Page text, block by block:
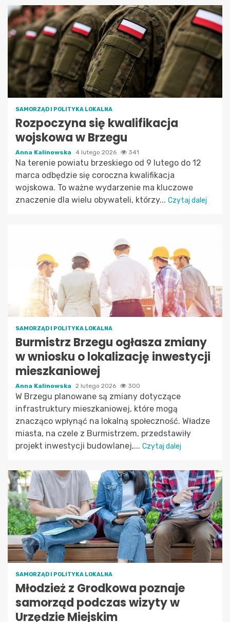
SAMORZĄD I POLITYKA LOKALNA
Rozpoczyna się kwalifikacja
wojskowa w Brzegu
Anna Kalinowska 4 lutego 2026 341
Na terenie powiatu brzeskiego od 9 lutego do 12
marca odbędzie się coroczna kwalifikacja
wojskowa. To ważne wydarzenie ma kluczowe
znaczenie dla wielu obywateli, którzy... Czytaj dalej
SAMORZĄD I POLITYKA LOKALNA
Burmistrz Brzegu ogłasza zmiany
w wniosku o lokalizację inwestycji
mieszkaniowej
Anna Kalinowska 2 lutego 2026 300
W Brzegu planowane są zmiany dotyczące
infrastruktury mieszkaniowej, które mogą
znacząco wpłynąć na lokalną społeczność. Władze
miasta, na czele z Burmistrzem, przedstawiły
projekt inwestycji budowlanej,... Czytaj dalej
SAMORZĄD I POLITYKA LOKALNA
Młodzież z Grodkowa poznaje
samorząd podczas wizyty w
Urzędzie Miejskim